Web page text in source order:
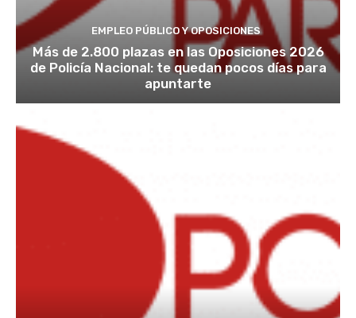
EMPLEO PÚBLICO Y OPOSICIONES
Más de 2.800 plazas en las Oposiciones 2026
de Policía Nacional: te quedan pocos días para
apuntarte